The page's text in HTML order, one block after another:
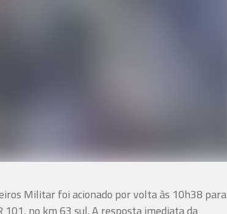
Militar foi acionado por volta às 10h38 para